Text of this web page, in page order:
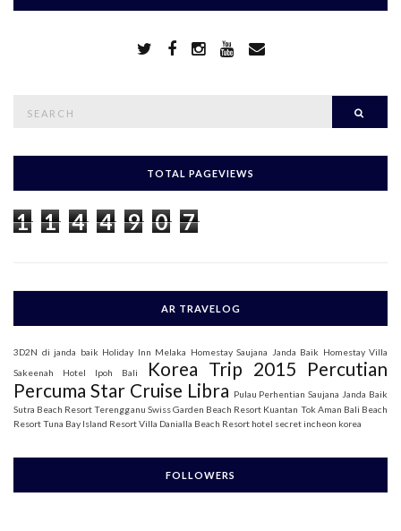
c
f
r
:
TOTAL PAGEVIEWS
1 1 4 4 9 0 7
AR TRAVELOG
3D2N di janda baik Holiday Inn Melaka Homestay Saujana Janda Baik Homestay Villa
Sakeenah
Hotel Ipoh Bali Korea Trip 2015 Percutian
Percuma Star Cruise Libra Pulau Perhentian Saujana Janda Baik
Sutra Beach Resort Terengganu Swiss Garden Beach Resort Kuantan Tok Aman Bali Beach
ResortTuna Bay Island ResortVilla Danialla Beach Resort hotel secret incheon korea
FOLLOWERS